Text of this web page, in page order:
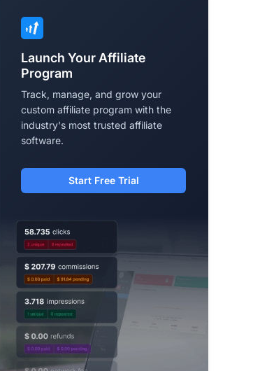
Launch Your Affiliate
Program
Track, manage, and grow your
custom affiliate program with the
industry's most trusted affiliate
software.
Start Free Trial